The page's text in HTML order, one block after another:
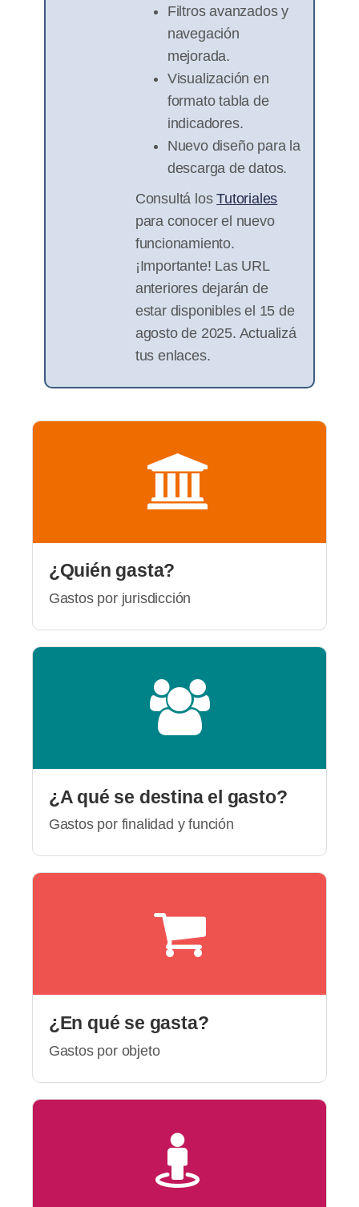
Filtros avanzados y
navegación
mejorada.
Visualización en
formato tabla de
indicadores.
Nuevo diseño para la
descarga de datos.
Consultá losTutoriales
para conocer el nuevo
funcionamiento.
¡Importante! Las URL
anteriores dejarán de
estar disponibles el 15 de
agosto de 2025. Actualizá
tus enlaces.
¿Quién gasta?
Gastos por jurisdicción
¿A qué se destina el gasto?
Gastos por finalidad y función
¿En qué se gasta?
Gastos por objeto